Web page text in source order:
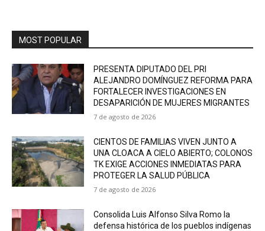
MOST POPULAR
PRESENTA DIPUTADO DEL PRI
ALEJANDRO DOMÍNGUEZ REFORMA PARA
FORTALECER INVESTIGACIONES EN
DESAPARICIÓN DE MUJERES MIGRANTES
7 de agosto de 2026
CIENTOS DE FAMILIAS VIVEN JUNTO A
UNA CLOACA A CIELO ABIERTO; COLONOS
TK EXIGE ACCIONES INMEDIATAS PARA
PROTEGER LA SALUD PÚBLICA
7 de agosto de 2026
Consolida Luis Alfonso Silva Romo la
defensa histórica de los pueblos indígenas